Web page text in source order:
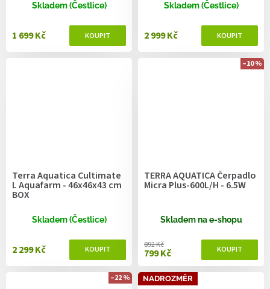
Skladem (Čestlice)
1 699 Kč
Skladem (Čestlice)
2 999 Kč
Terra Aquatica Cultimate
L Aquafarm - 46x46x43 cm
BOX
Skladem (Čestlice)
2 299 Kč
–10 %
TERRA AQUATICA Čerpadlo
Micra Plus-600L/H - 6.5W
Skladem na e-shopu
799 Kč
892 Kč
–22 % NADROZMĚR